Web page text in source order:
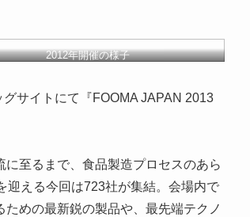
2012年開催の様子
サイトにて『FOOMA JAPAN 2013
至るまで、食品製造プロセスのあら
迎える今回は723社が集結。会場内で
めの最新鋭の製品や、最先端テクノ